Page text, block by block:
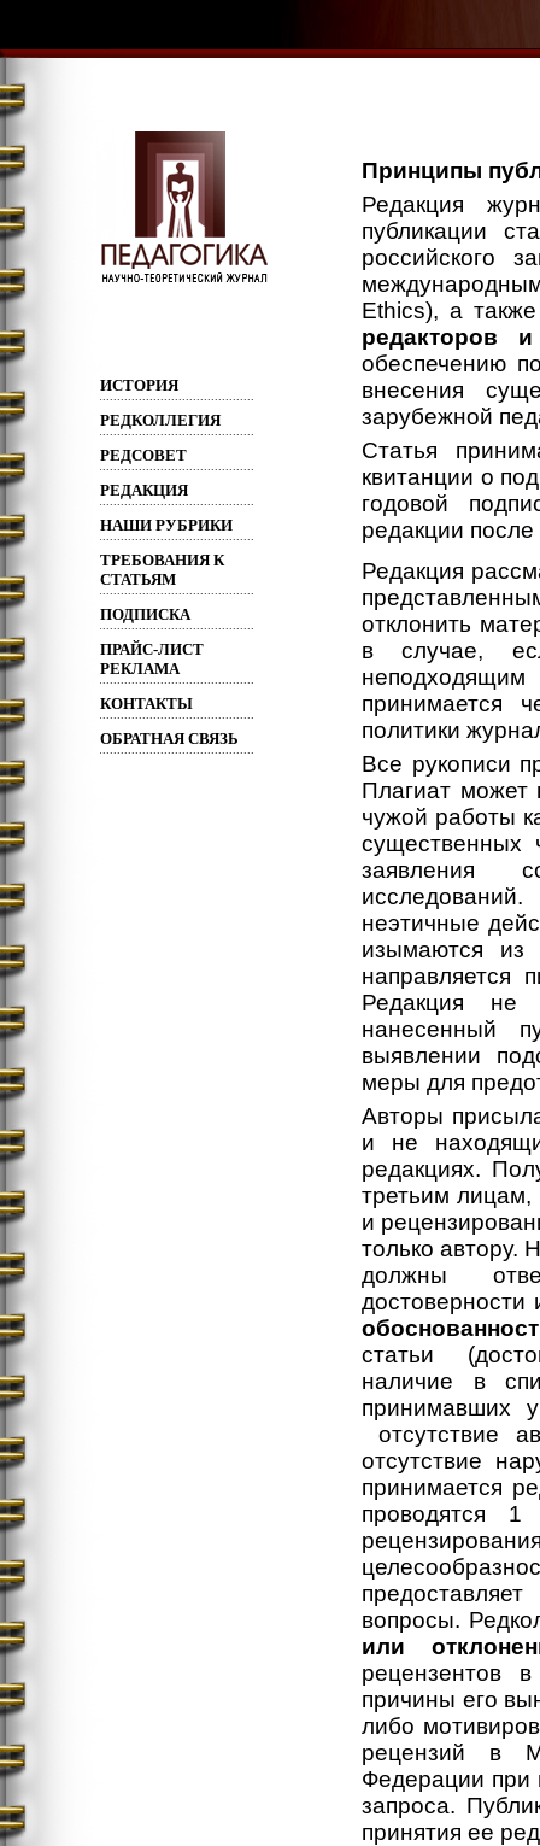
ИСТОРИЯ
РЕДКОЛЛЕГИЯ
РЕДСОВЕТ
РЕДАКЦИЯ
НАШИ РУБРИКИ
ТРЕБОВАНИЯ К
СТАТЬЯМ
ПОДПИСКА
ПРАЙС-ЛИСТ
РЕКЛАМА
КОНТАКТЫ
ОБРАТНАЯ СВЯЗЬ
Принципы
Редакция
публикации
российского
Ethics), а
редакторов и
обеспечению
внесения
зарубежной
Статья
квитанции о
годовой
редакции
Редакция
отклонить
в случае,
принимается
политики
Все рукописи
Плагиат может
чужой работы
существенных
заявления
неэтичные
изымаются из
направляется
Редакция не
нанесенный
выявлении
меры для
Авторы
и не
редакциях.
третьим
и
только автору.
должны
статьи
наличие в
принимавших
отсутствие
отсутствие
принимается
проводятся
вопросы.
или
рецензентов
причины его
либо
рецензий в
Федерации при
запроса.
принятия ее